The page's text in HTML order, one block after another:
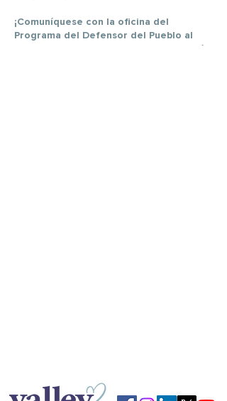
¡Comuníquese con la oficina del
Programa del Defensor del Pueblo al